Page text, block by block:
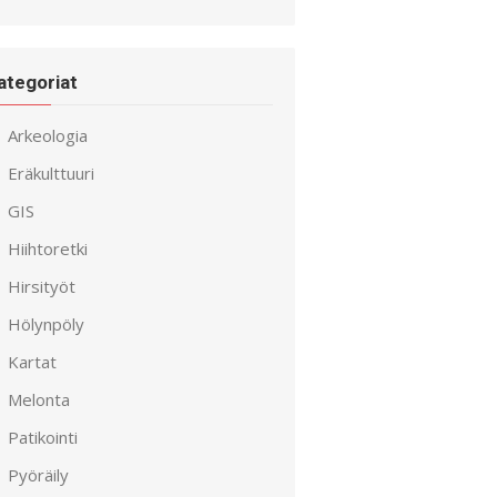
Arkeologia
Eräkulttuuri
GIS
Hiihtoretki
Hirsityöt
Hölynpöly
Kartat
Melonta
Patikointi
Pyöräily